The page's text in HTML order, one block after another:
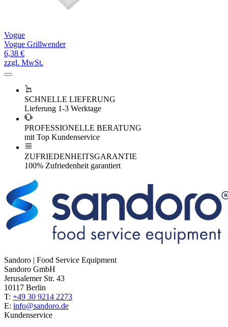
Vogue
Vogue Grillwender
6,38 €
zzgl. MwSt.
SCHNELLE LIEFERUNG
Lieferung 1-3 Werktage
PROFESSIONELLE BERATUNG
mit Top Kundenservice
ZUFRIEDENHEITSGARANTIE
100% Zufriedenheit garantiert
Sandoro | Food Service Equipment
Sandoro GmbH
Jerusalemer Str. 43
10117 Berlin
T: +49 30 9214 2273
E: info@sandoro.de
Kundenservice